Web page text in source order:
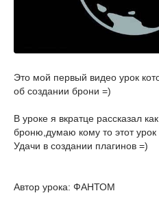
Это мой первый видео урок
об создании брони =)
В уроке я вкратце рассказал
броню,думаю кому то этот урок
Удачи в создании плагинов =)
Автор урока: ФАНТОМ